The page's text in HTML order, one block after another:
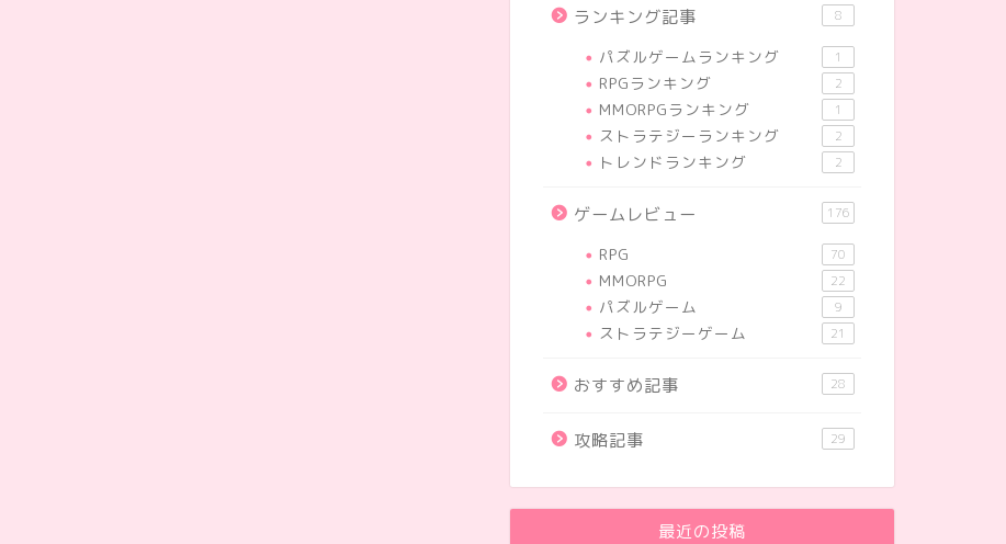
ランキング記事 8
パズルゲームランキング 1
RPGランキング 2
MMORPGランキング 1
ストラテジーランキング 2
トレンドランキング 2
ゲームレビュー 176
RPG 70
MMORPG 22
パズルゲーム 9
ストラテジーゲーム 21
おすすめ記事 28
攻略記事 29
最近の投稿